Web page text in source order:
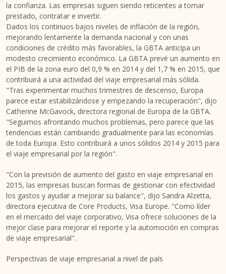
la confianza. Las empresas siguen siendo reticentes a tomar
prestado, contratar e invertir.
Dados los continuos bajos niveles de inflación de la región,
mejorando lentamente la demanda nacional y con unas
condiciones de crédito más favorables, la GBTA anticipa un
modesto crecimiento económico. La GBTA prevé un aumento en
el PIB de la zona euro del 0,9 % en 2014 y del 1,7 % en 2015, que
contribuirá a una actividad del viaje empresarial más sólida.
"Tras experimentar muchos trimestres de descenso, Europa
parece estar estabilizándose y empezando la recuperación", dijo
Catherine McGavock, directora regional de Europa de la GBTA.
"Seguimos afrontando muchos problemas, pero parece que las
tendencias están cambiando gradualmente para las economías
de toda Europa. Esto contribuirá a unos sólidos 2014 y 2015 para
el viaje empresarial por la región".
"Con la previsión de aumento del gasto en viaje empresarial en
2015, las empresas buscan formas de gestionar con efectividad
los gastos y ayudar a mejorar su balance", dijo Sandra Alzetta,
directora ejecutiva de Core Products, Visa Europe. "Como líder
en el mercado del viaje corporativo, Visa ofrece soluciones de la
mejor clase para mejorar el reporte y la automoción en compras
de viaje empresarial".
Perspectivas de viaje empresarial a nivel de país